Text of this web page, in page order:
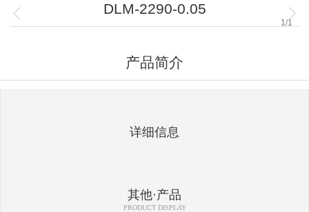
DLM-2290-0.05
1 /1
产品简介
详细信息
其他·产品
PRODUCT DISPLAY